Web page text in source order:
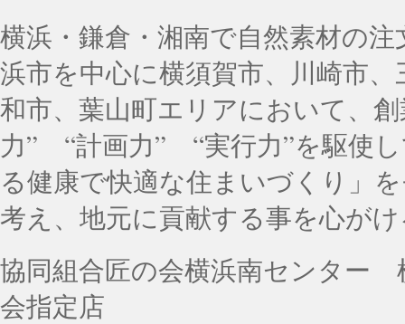
横浜・鎌倉・湘南で自然素材の
浜市を中心に横須賀市、川崎市
和市、葉山町エリアにおいて、
力” “計画力” “実行力”を駆使
る健康で快適な住まいづくり」
考え、地元に貢献する事を心が
協同組合匠の会横浜南センター
会指定店